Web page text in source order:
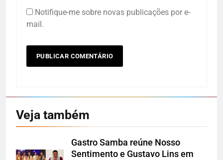
Notifique-me sobre novas publicações por e-
mail.
Veja também
Gastro Samba reúne Nosso
Sentimento e Gustavo Lins em